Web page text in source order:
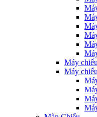
Máy
Máy